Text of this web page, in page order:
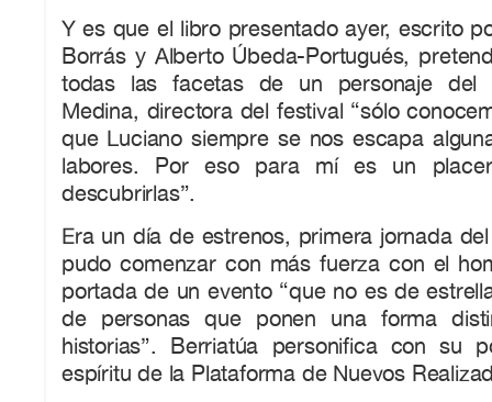
Y es que el libro presentado ayer, escrito
Borrás y Alberto Úbeda-Portugués,
todas las facetas de un personaje del
Medina, directora del festival “sólo
que Luciano siempre se nos escapa
labores. Por eso para mí es un
descubrirlas”.
Era un día de estrenos, primera jornada
pudo comenzar con más fuerza con el
portada de un evento “que no es de
de personas que ponen una forma
historias”. Berriatúa personifica con su
espíritu de la Plataforma de Nuevos